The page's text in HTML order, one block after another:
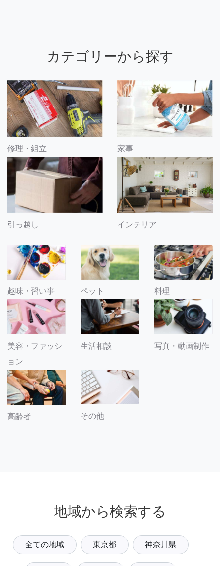
カテゴリーから探す
修理・組立 家事
引っ越し インテリア
趣味・習い事 ペット 料理
美容・ファッシ
ョン
生活相談 写真・動画制作
高齢者 その他
地域から検索する
全ての地域 東京都 神奈川県